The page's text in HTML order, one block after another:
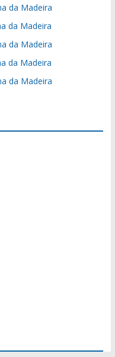
da Madeira
da Madeira
da Madeira
da Madeira
da Madeira